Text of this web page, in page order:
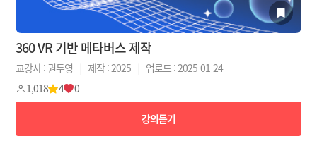
360 VR 기반 메타버스 제작
교강사 : 권두영 제작 : 2025
업로드 : 2025-01-24
1,018
4 0
강의듣기